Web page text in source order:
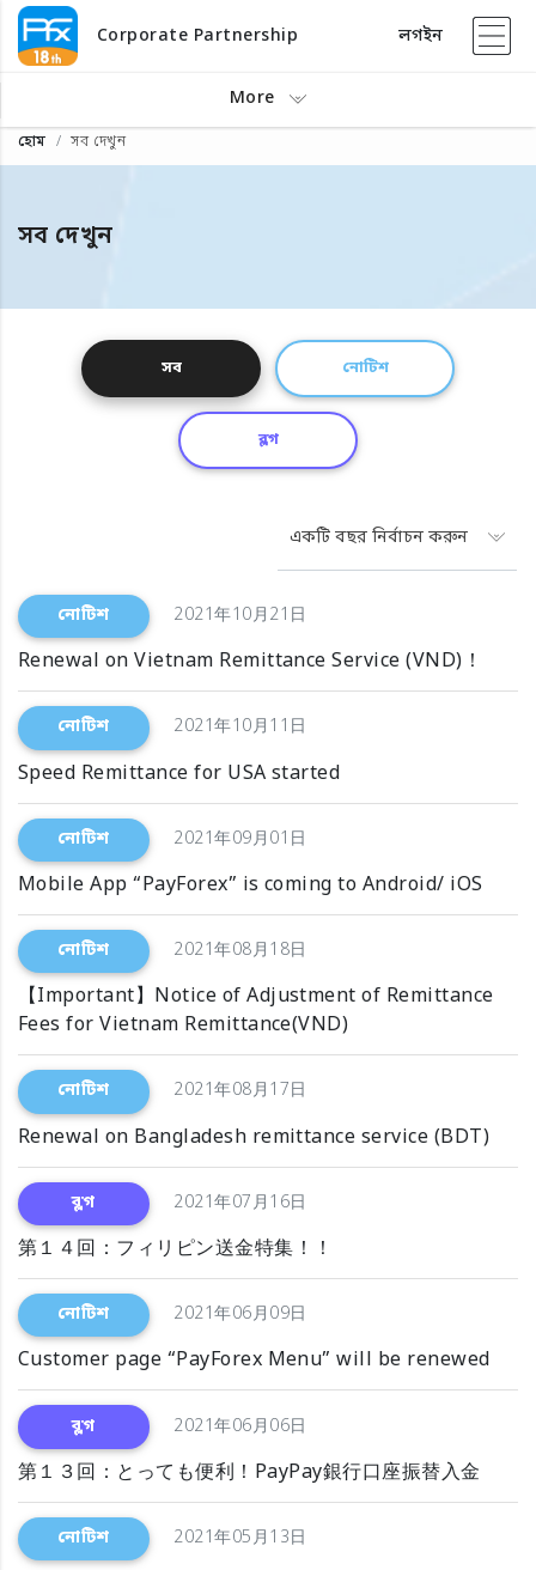
Corporate Partnership লগইন
More
হোম সব দেখুন
সব দেখুন
সব নোটিশ
ব্লগ
একটি বছর নির্বাচন করুন
নোটিশ 2021年10月21日
Renewal on Vietnam Remittance Service (VND)！
নোটিশ 2021年10月11日
Speed Remittance for USA started
নোটিশ 2021年09月01日
Mobile App “PayForex” is coming to Android/ iOS
নোটিশ 2021年08月18日
【Important】Notice of Adjustment of Remittance
Fees for Vietnam Remittance(VND)
নোটিশ 2021年08月17日
Renewal on Bangladesh remittance service (BDT)
ব্লগ 2021年07月16日
第１４回：フィリピン送金特集！！
নোটিশ 2021年06月09日
Customer page “PayForex Menu” will be renewed
ব্লগ 2021年06月06日
第１３回：とっても便利！PayPay銀行口座振替入金
নোটিশ 2021年05月13日